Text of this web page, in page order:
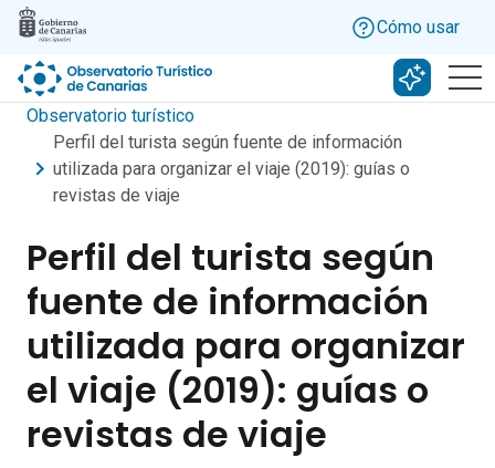
Skip to main content
Cómo usar
Buscar
Observatorio turístico
Perfil del turista según fuente de información
utilizada para organizar el viaje (2019): guías o
revistas de viaje
Perfil del turista según
fuente de información
utilizada para organizar
el viaje (2019): guías o
revistas de viaje